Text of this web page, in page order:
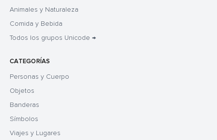
Animales y Naturaleza
Comida y Bebida
Todos los grupos Unicode →
CATEGORÍAS
Personas y Cuerpo
Objetos
Banderas
Símbolos
Viajes y Lugares